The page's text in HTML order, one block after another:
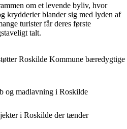
om et levende byliv, hvor
krydderier blander sig med lyden af
turister får deres første
talt.
Roskilde Kommune bæredygtige
og madlavning i Roskilde
i Roskilde der tænder